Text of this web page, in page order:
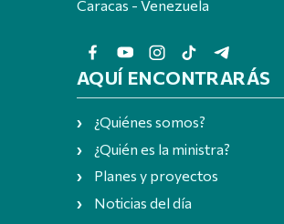
Caracas - Venezuela
AQUÍ ENCONTRARÁS
¿Quiénes somos?
¿Quién es la ministra?
Planes y proyectos
Noticias del día